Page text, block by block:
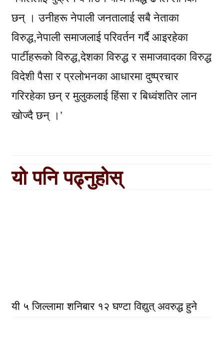
छन् । उनीहरू नेपाली जनतालाई सबै नेताका
विरुद्ध,नेपाली समाजलाई परिवर्तन गर्दै आइरहेका
पार्टीहरूको विरुद्ध,देशका विरुद्ध र समाजवादका विरुद्ध
विदेशी पैसा र प्रलोभनका आधारमा दुष्प्रचार
गरिरहेका छन् र मुलुकलाई हिंसा र बिध्वंशतिर लान
खोज्दै छन् ।’
यो पनि पढ्नुहोस्
यी ५ जिल्लामा शनिबार १२ घण्टा विद्युत् अवरुद्ध हुने